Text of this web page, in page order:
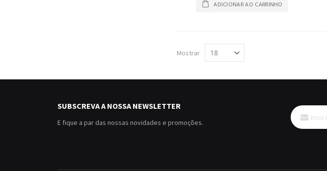
ADICIONAR AO CARRINHO
Mostrar
SUBSCREVA A NOSSA NEWSLETTER
E fique a par das nossas novidades e promoções.
Subscreva
a
nossa